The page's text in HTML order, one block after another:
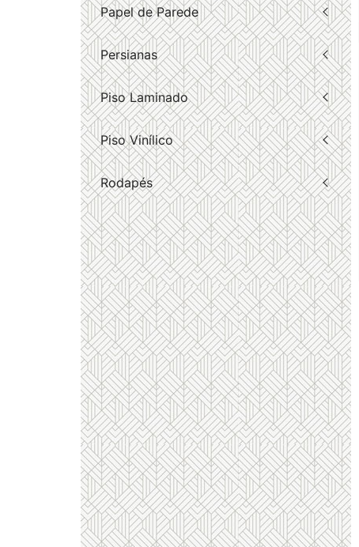
Papel de Parede
Persianas
Piso Laminado
Piso Vinílico
Rodapés